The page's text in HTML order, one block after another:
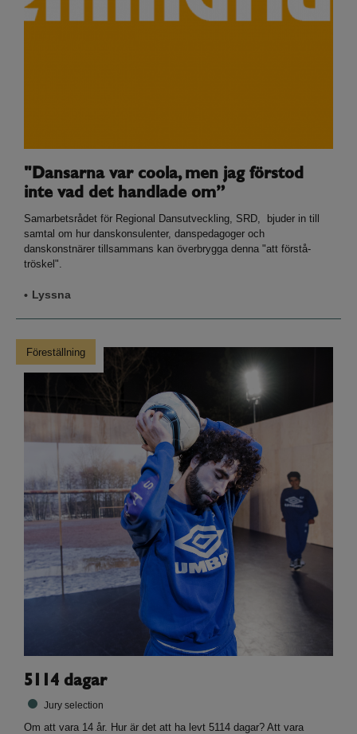
"Dansarna var coola, men jag förstod
inte vad det handlade om”
Samarbetsrådet för Regional Dansutveckling, SRD, bjuder in till
samtal om hur danskonsulenter, danspedagoger och
danskonstnärer tillsammans kan överbrygga denna "att förstå-
tröskel".
Lyssna
5114 dagar
Jury selection
Föreställning
Om att vara 14 år. Hur är det att ha levt 5114 dagar? Att vara